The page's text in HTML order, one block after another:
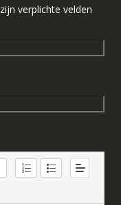
zijn verplichte velden